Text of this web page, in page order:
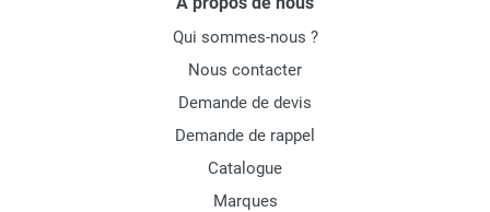
Qui sommes-nous ?
Nous contacter
Demande de devis
Demande de rappel
Catalogue
Marques